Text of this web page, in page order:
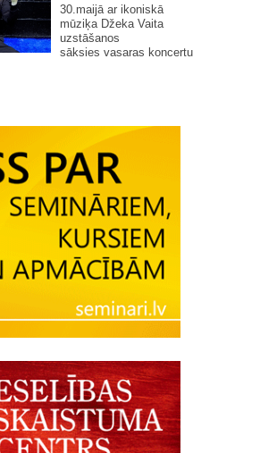
30.maijā ar ikoniskā
mūziķa Džeka Vaita
uzstāšanos
sāksies vasaras koncertu